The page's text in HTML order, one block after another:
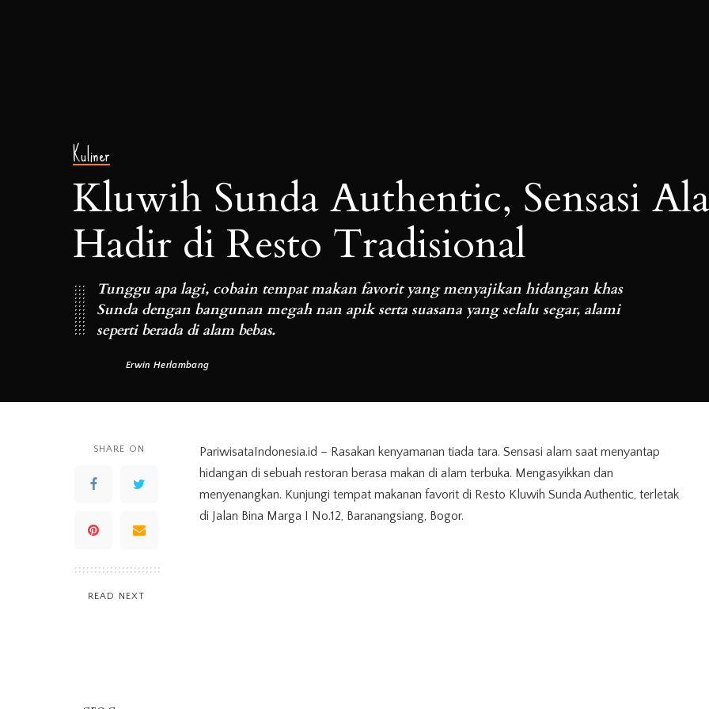
Kuliner
Kluwih Sunda Authentic, Sensasi
Hadir di Resto Tradisional
Tunggu apa lagi, cobain tempat makan favorit yang menyajikan hidangan khas
Sunda dengan bangunan megah nan apik serta suasana yang selalu segar, alami
seperti berada di alam bebas.
Posted
Erwin Herlambang
SHARE ON
READ NEXT
PariwisataIndonesia.id – Rasakan kenyamanan tiada tara. Sensasi alam saat menyantap
hidangan di sebuah restoran berasa makan di alam terbuka. Mengasyikkan dan
menyenangkan. Kunjungi tempat makanan favorit di Resto Kluwih Sunda Authentic, terletak
di Jalan Bina Marga I No.12, Baranangsiang, Bogor.